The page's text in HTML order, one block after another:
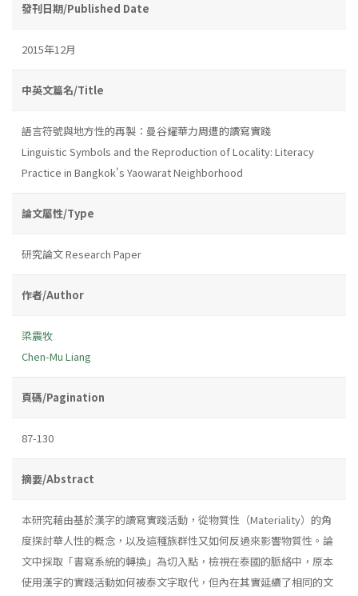
發刊日期/Published Date
2015年12月
中英文篇名/Title
語言符號與地方性的再製：曼谷耀華力周遭的讀寫實踐
Linguistic Symbols and the Reproduction of Locality: Literacy
Practice in Bangkok's Yaowarat Neighborhood
論文屬性/Type
研究論文 Research Paper
作者/Author
梁震牧
Chen-Mu Liang
頁碼/Pagination
87-130
摘要/Abstract
本研究藉由基於漢字的讀寫實踐活動，從物質性（Materiality）的角
度探討華人性的概念，以及這種族群性又如何反過來影響物質性。論
文中採取「書寫系統的轉換」為切入點，檢視在泰國的脈絡中，原本
使用漢字的實踐活動如何被泰文字取代，但內在其實延續了相同的文